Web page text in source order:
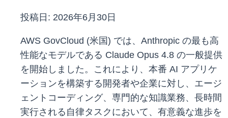
投稿日: 2026年6月30日
AWS GovCloud (米国) では、Anthropic の最も高
性能なモデルである Claude Opus 4.8 の一般提供
を開始しました。これにより、本番 AI アプリケ
ーションを構築する開発者や企業に対し、エージ
ェントコーディング、専門的な知識業務、長時間
実行される自律タスクにおいて、有意義な進歩を